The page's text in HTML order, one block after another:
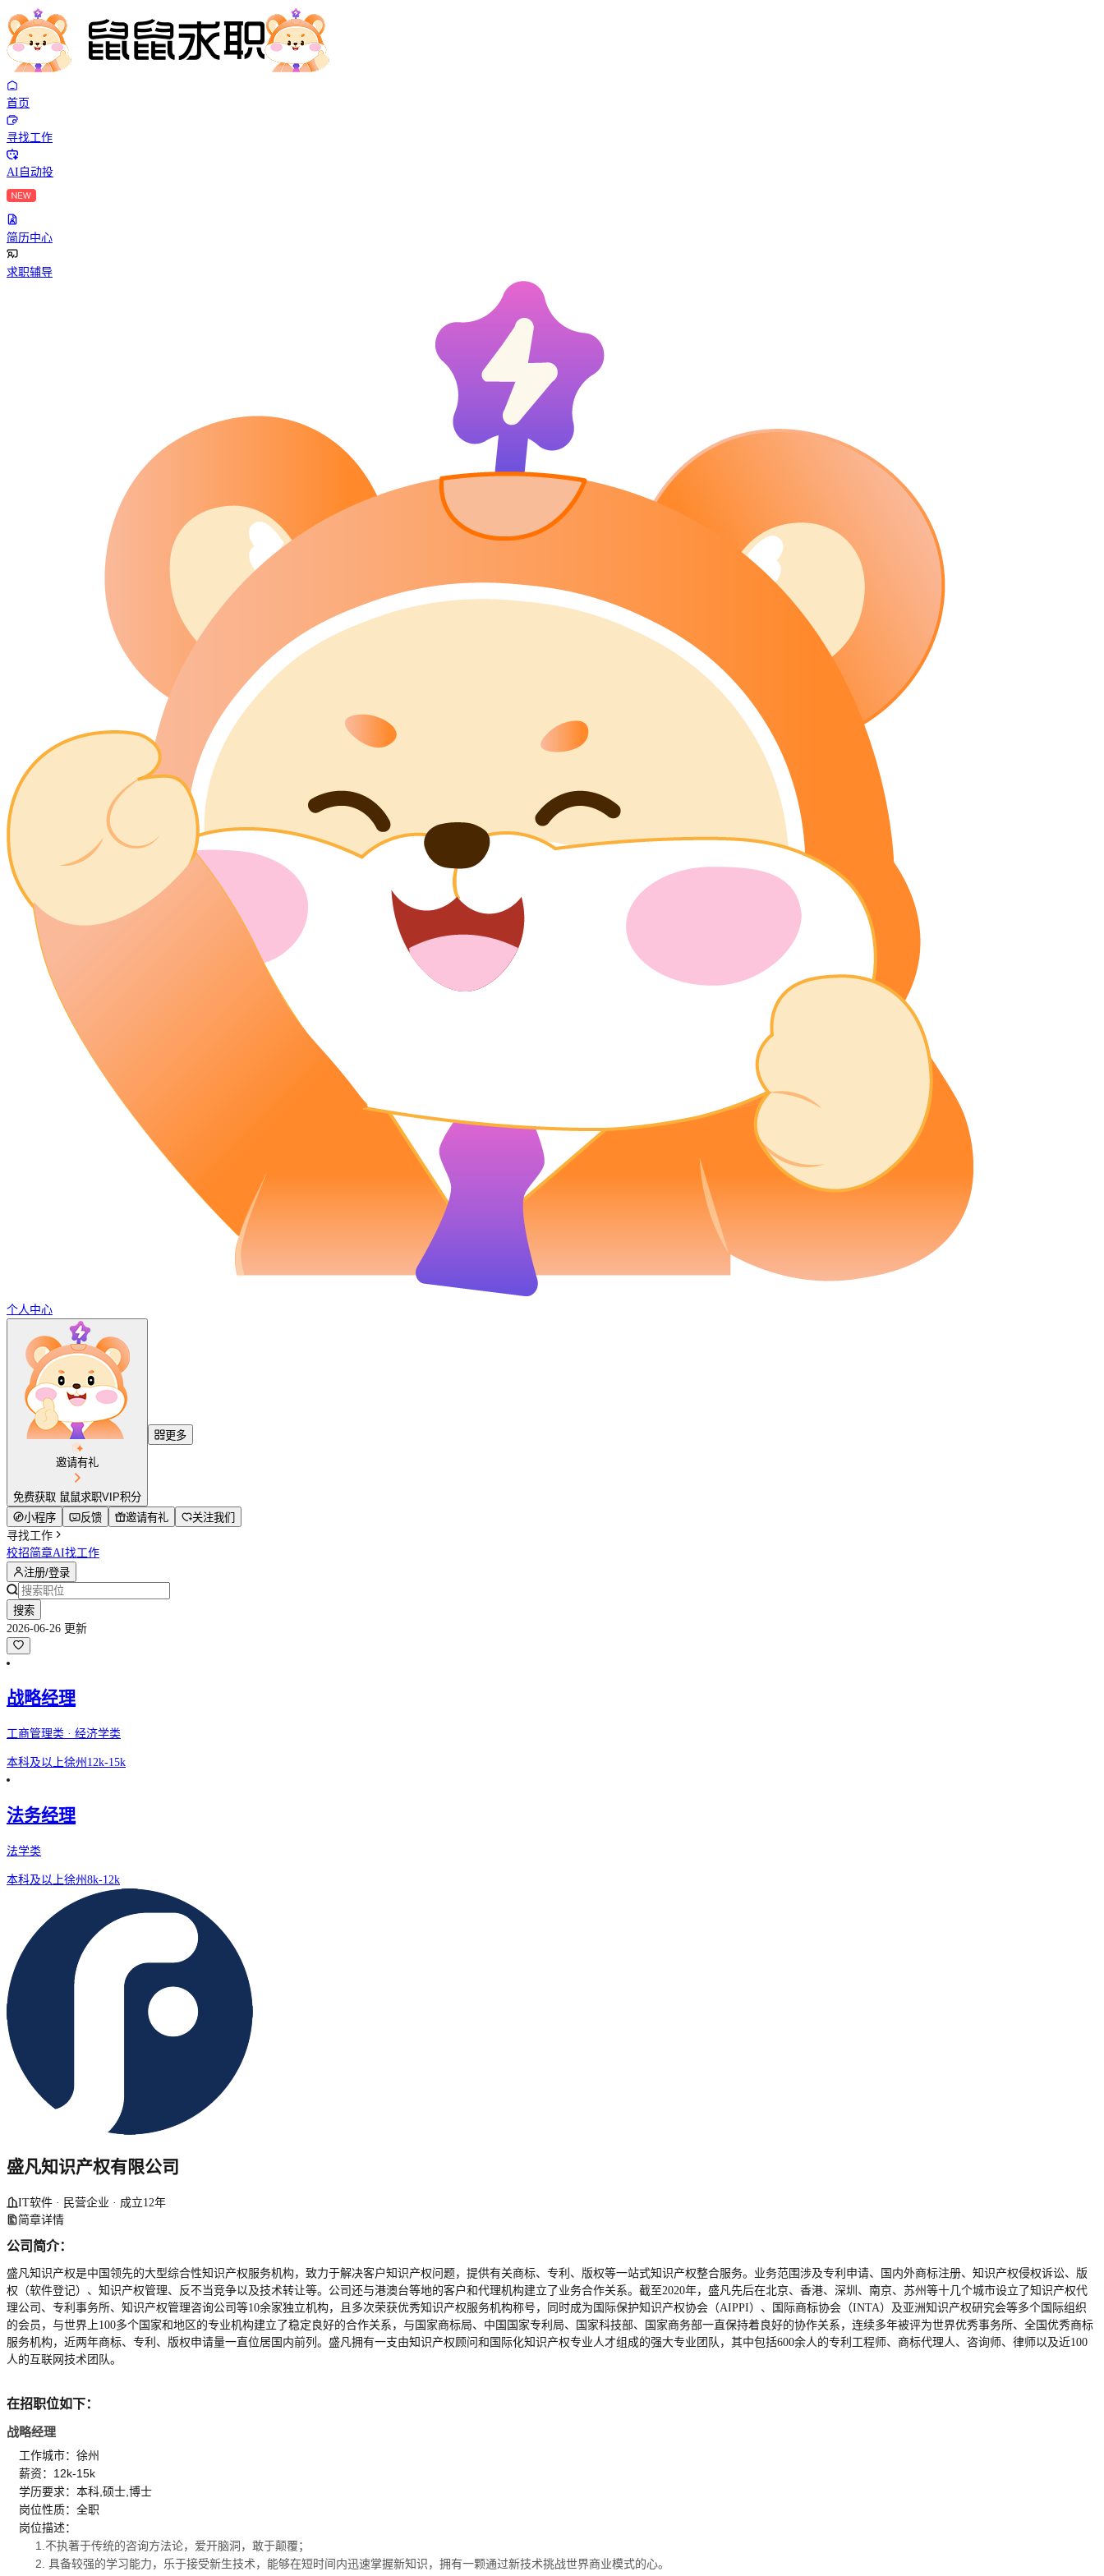
首页
寻找工作
AI自动投
简历中心
求职辅导
个人中心
邀请有礼
免费获取 鼠鼠求职VIP积分
更多
小程序 反馈 邀请有礼
关注我们
寻找工作
校招简章AI找工作
注册/登录
搜索
2026-06-26 更新
战略经理
工商管理类 · 经济学类
本科及以上徐州 12k-15k
法务经理
法学类
本科及以上徐州 8k-12k
盛凡知识产权有限公司
IT软件 · 民营企业 · 成立12年
简章详情
公司简介：
盛凡知识产权是中国领先的大型综合性知识产权服务机构，致力于解决客户知识产权问题，提供有关商标、专利、版权等一站式知识产权整合服务。业务范围涉及专利申请、国内外商标注册、知识产权侵权诉讼、版
权（软件登记）、知识产权管理、反不当竞争以及技术转让等。公司还与港澳台等地的客户和代理机构建立了业务合作关系。截至2020年，盛凡先后在北京、香港、深圳、南京、苏州等十几个城市设立了知识产权代
理公司、专利事务所、知识产权管理咨询公司等10余家独立机构，且多次荣获优秀知识产权服务机构称号，同时成为国际保护知识产权协会（AIPPI）、国际商标协会（INTA）及亚洲知识产权研究会等多个国际组织
的会员，与世界上100多个国家和地区的专业机构建立了稳定良好的合作关系，与国家商标局、中国国家专利局、国家科技部、国家商务部一直保持着良好的协作关系，连续多年被评为世界优秀事务所、全国优秀商标
服务机构，近两年商标、专利、版权申请量一直位居国内前列。盛凡拥有一支由知识产权顾问和国际化知识产权专业人才组成的强大专业团队，其中包括600余人的专利工程师、商标代理人、咨询师、律师以及近100
人的互联网技术团队。
在招职位如下：
战略经理
工作城市：徐州
薪资：12k-15k
学历要求：本科,硕士,博士
岗位性质：全职
岗位描述：
1.不执著于传统的咨询方法论，爱开脑洞，敢于颠覆；
2. 具备较强的学习能力，乐于接受新生技术，能够在短时间内迅速掌握新知识，拥有一颗通过新技术挑战世界商业模式的心。